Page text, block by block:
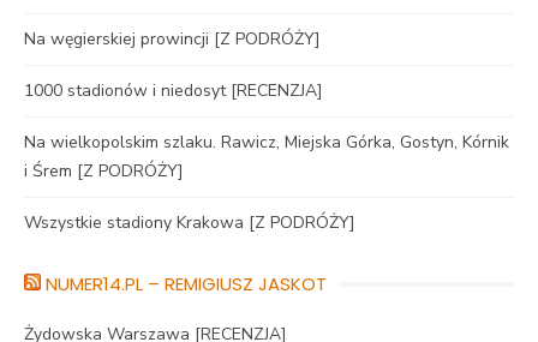
Na węgierskiej prowincji [Z PODRÓŻY]
1000 stadionów i niedosyt [RECENZJA]
Na wielkopolskim szlaku. Rawicz, Miejska Górka, Gostyn, Kórnik
i Śrem [Z PODRÓŻY]
Wszystkie stadiony Krakowa [Z PODRÓŻY]
NUMER14.PL – REMIGIUSZ JASKOT
Żydowska Warszawa [RECENZJA]